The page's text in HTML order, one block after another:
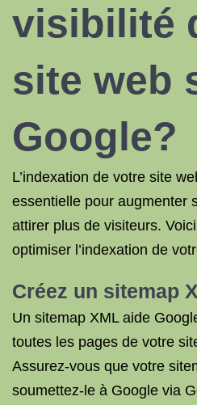
visibilité
site web
Google?
L’indexation de votre site
essentielle pour augmenter
attirer plus de visiteurs.
optimiser l’indexation de
Créez un sitemap
Un sitemap XML aide
toutes les pages de votre
Assurez-vous que votre
soumettez-le à Google via